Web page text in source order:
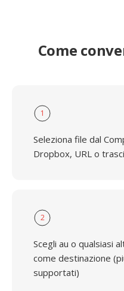
Come
1
Seleziona file dal
Dropbox, URL o
2
Scegli au o qualsiasi
come destinazione
supportati)